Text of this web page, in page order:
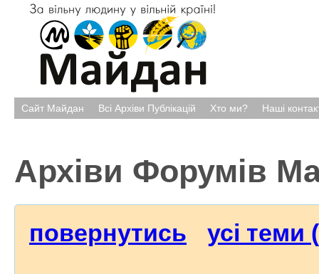
Сайт Майдан Всі Архіви Публікацій Хто ми? Наші
Архіви Форумів
повернутись усі теми